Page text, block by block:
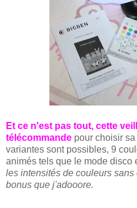
Et ce n'est pas tout, cette
télécommande pour choisir
variantes sont possibles, 9
animés tels que le mode disco
les intensités de couleurs sans
bonus que j'adooore.